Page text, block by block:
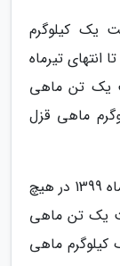
با قیمت یک کیلوگرم
ماهی قزل آلای زنده از ابتدای فروردین 1399 تا انتهای تیرماه
یک تن ماهی
کیلوگرم ماهی قزل
طبق آمارها، این نسبت به جز شهریور و مهرماه 1399 در هیچ
یک تن ماهی
قیمت یک کیلوگرم ماهی